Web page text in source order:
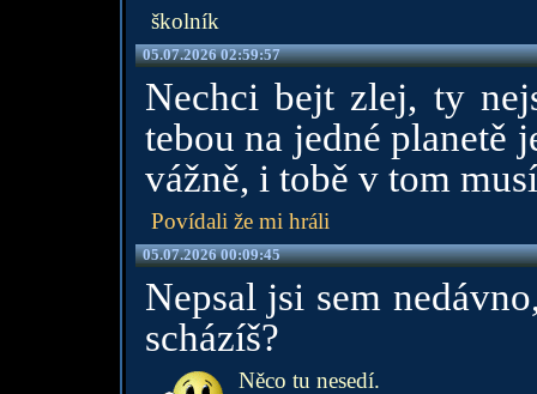
školník
05.07.2026 02:59:57
Nechci bejt zlej, ty
tebou na jedné planetě
vážně, i tobě v tom
Povídali že mi hráli
05.07.2026 00:09:45
Nepsal jsi sem
scházíš?
Něco tu nesedí.